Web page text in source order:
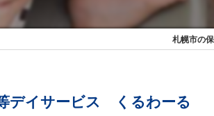
札幌市の
デイサービス くるわーる